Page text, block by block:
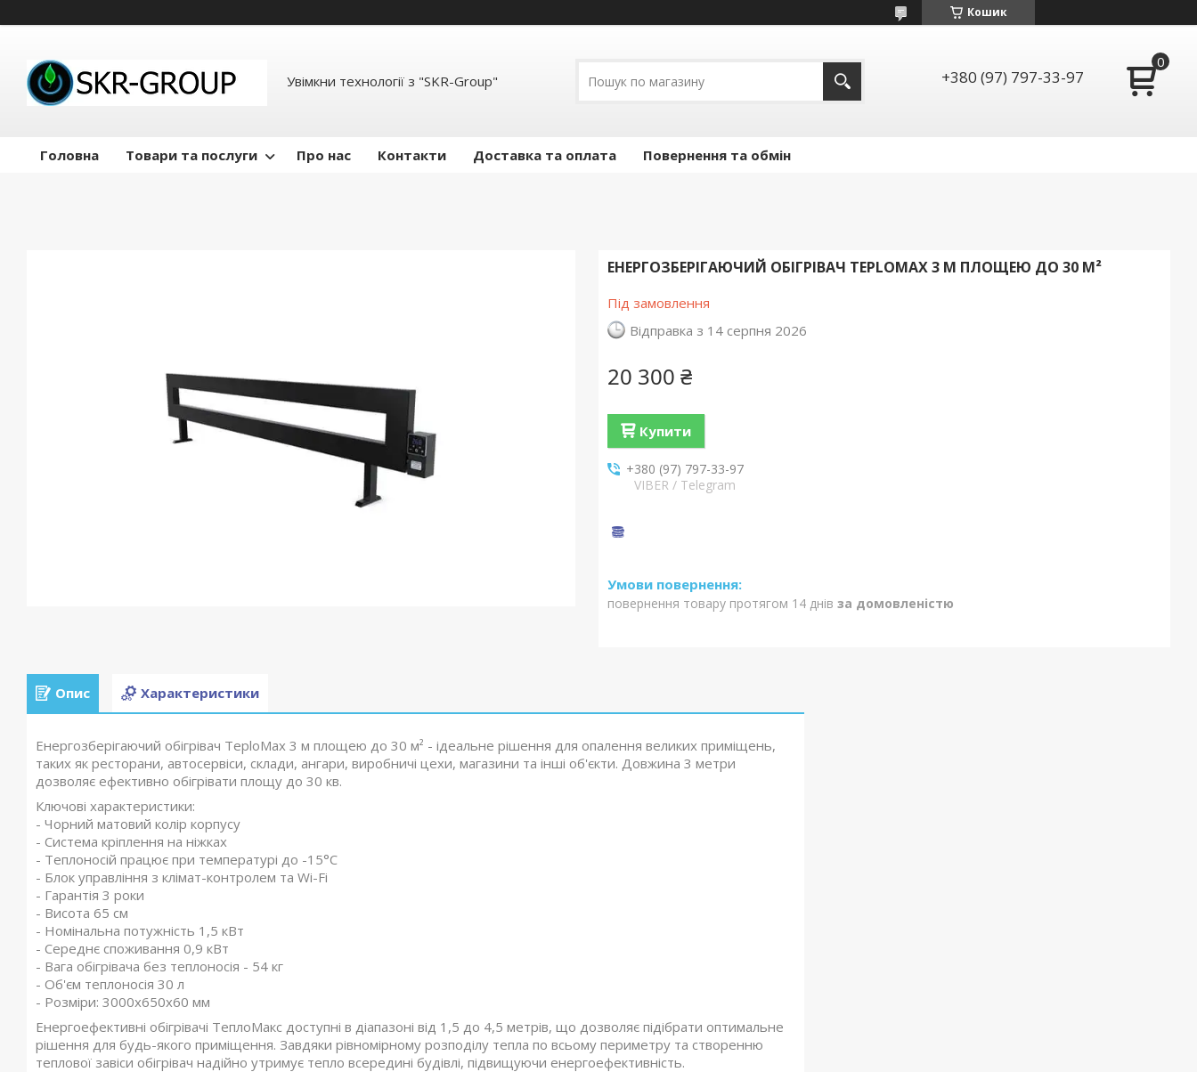
Кошик
Увімкни технології з "SKR-Group" +380 (97) 797-33-97
Головна Товари та послуги Про нас Контакти Доставка та оплата Повернення та обмін
ЕНЕРГОЗБЕРІГАЮЧИЙ ОБІГРІВАЧ TЕPLOMAX 3 М ПЛОЩЕЮ ДО 30 М²
Під замовлення
Відправка з 14 серпня 2026
20 300 ₴
Купити
+380 (97) 797-33-97
VIBER / Telegram
повернення товару протягом 14 днів за домовленістю
Опис Характеристики
Енергозберігаючий обігрівач TеploMax 3 м площею до 30 м² - ідеальне рішення для опалення великих приміщень,
таких як ресторани, автосервіси, склади, ангари, виробничі цехи, магазини та інші об'єкти. Довжина 3 метри
дозволяє ефективно обігрівати площу до 30 кв.
Ключові характеристики:
- Чорний матовий колір корпусу
- Система кріплення на ніжках
- Теплоносій працює при температурі до -15°C
- Блок управління з клімат-контролем та Wi-Fi
- Гарантія 3 роки
- Висота 65 см
- Номінальна потужність 1,5 кВт
- Середнє споживання 0,9 кВт
- Вага обігрівача без теплоносія - 54 кг
- Об'єм теплоносія 30 л
- Розміри: 3000х650х60 мм
Енергоефективні обігрівачі ТеплоМакс доступні в діапазоні від 1,5 до 4,5 метрів, що дозволяє підібрати оптимальне
рішення для будь-якого приміщення. Завдяки рівномірному розподілу тепла по всьому периметру та створенню
теплової завіси обігрівач надійно утримує тепло всередині будівлі, підвищуючи енергоефективність.